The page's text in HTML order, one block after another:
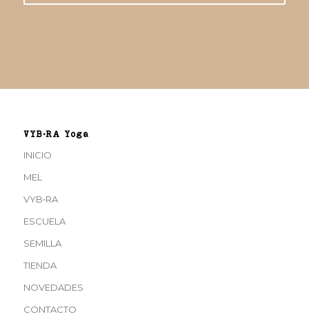
VYB•RA Yoga
INICIO
MEL
VYB•RA
ESCUELA
SEMILLA
TIENDA
NOVEDADES
CONTACTO